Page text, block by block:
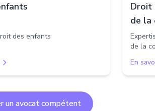
des enfants
Droit
de la
de la
En
un avocat compétent